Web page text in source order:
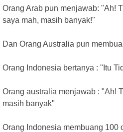
Orang Arab pun menjawab: "Ah!
saya mah, masih banyak!"
Dan Orang Australia pun
Orang Indonesia bertanya : "Itu
Orang australia menjawab : "Ah!
masih banyak"
Orang Indonesia membuang 100